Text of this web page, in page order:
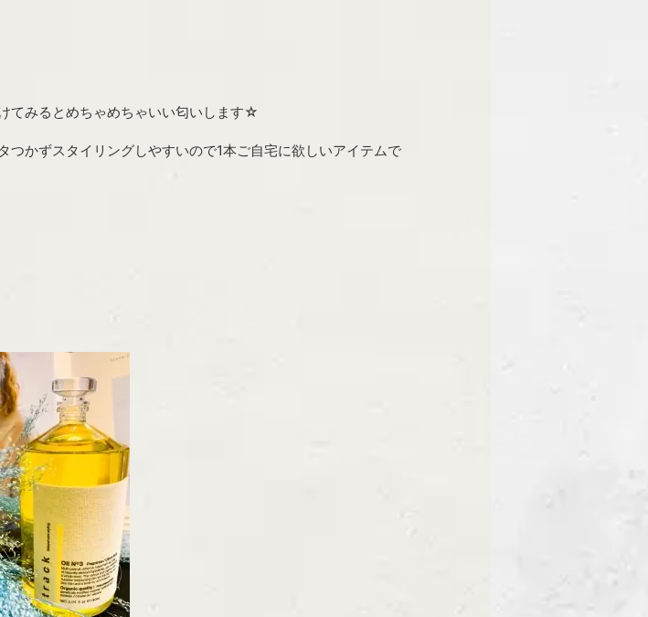
てみるとめちゃめちゃいい匂いします☆
かずスタイリングしやすいので1本ご自宅に欲しいアイテムで